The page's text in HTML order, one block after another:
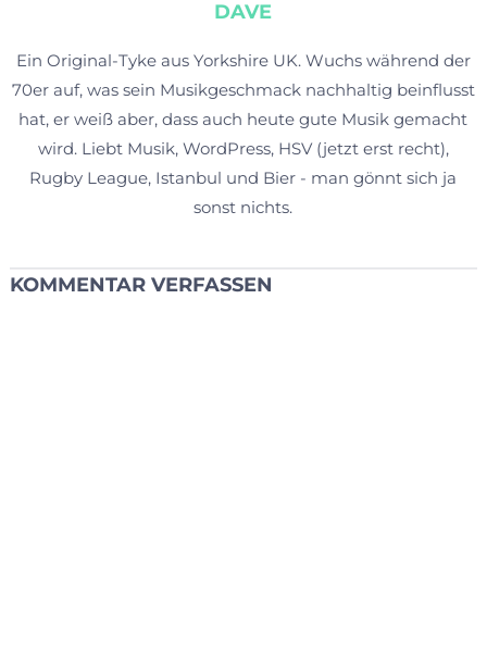
DAVE
Ein Original-Tyke aus Yorkshire UK. Wuchs während der
70er auf, was sein Musikgeschmack nachhaltig beinflusst
hat, er weiß aber, dass auch heute gute Musik gemacht
wird. Liebt Musik, WordPress, HSV (jetzt erst recht),
Rugby League, Istanbul und Bier - man gönnt sich ja
sonst nichts.
KOMMENTAR VERFASSEN